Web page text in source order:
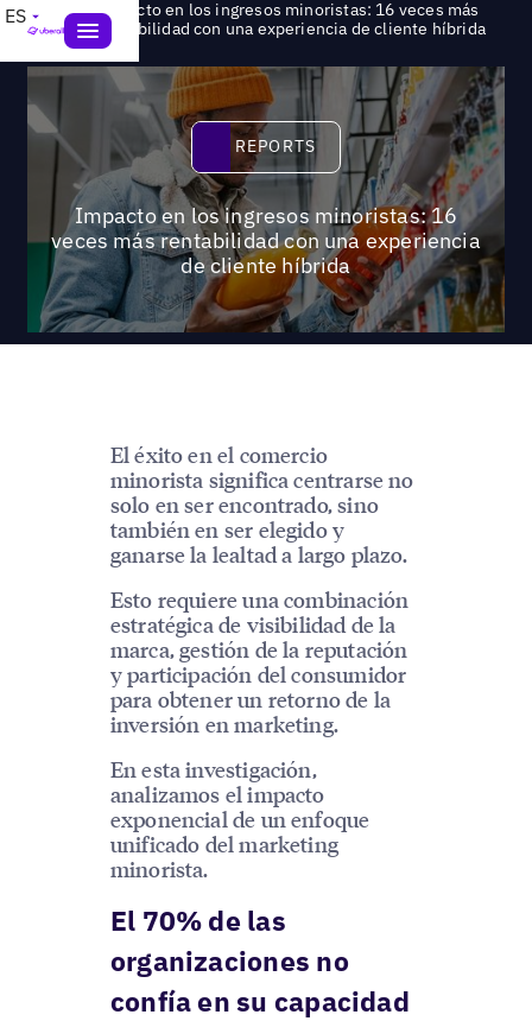
ES Reports>Impacto en los ingresos minoristas: 16 veces más
rentabilidad con una experiencia de cliente híbrida
Reports
REPORTS
Impacto en los ingresos minoristas: 16
veces más rentabilidad con una experiencia
de cliente híbrida
El éxito en el comercio
minorista significa centrarse no
solo en ser encontrado, sino
también en ser elegido y
ganarse la lealtad a largo plazo.
Esto requiere una combinación
estratégica de visibilidad de la
marca, gestión de la reputación
y participación del consumidor
para obtener un retorno de la
inversión en marketing.
En esta investigación,
analizamos el impacto
exponencial de un enfoque
unificado del marketing
minorista.
El 70% de las
organizaciones no
confía en su capacidad